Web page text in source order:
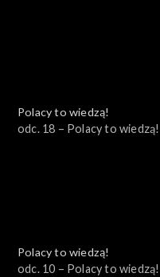
Polacy to wiedzą!
odc. 18 – Polacy to wiedzą!
Polacy to wiedzą!
odc. 10 – Polacy to wiedzą!